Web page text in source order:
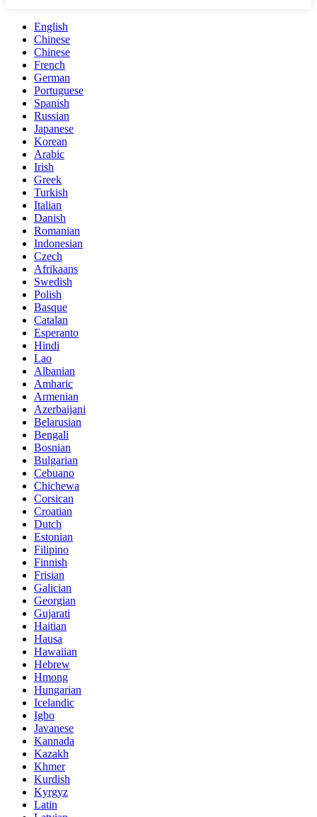
English
Chinese
Chinese
French
German
Portuguese
Spanish
Russian
Japanese
Korean
Arabic
Irish
Greek
Turkish
Italian
Danish
Romanian
Indonesian
Czech
Afrikaans
Swedish
Polish
Basque
Catalan
Esperanto
Hindi
Lao
Albanian
Amharic
Armenian
Azerbaijani
Belarusian
Bengali
Bosnian
Bulgarian
Cebuano
Chichewa
Corsican
Croatian
Dutch
Estonian
Filipino
Finnish
Frisian
Galician
Georgian
Gujarati
Haitian
Hausa
Hawaiian
Hebrew
Hmong
Hungarian
Icelandic
Igbo
Javanese
Kannada
Kazakh
Khmer
Kurdish
Kyrgyz
Latin